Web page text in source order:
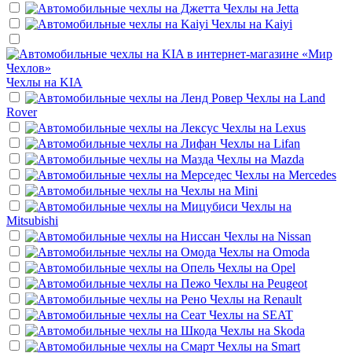
Чехлы на Jetta
Чехлы на Kaiyi
Чехлы на KIA
Чехлы на Land
Rover
Чехлы на Lexus
Чехлы на Lifan
Чехлы на Mazda
Чехлы на Mercedes
Чехлы на Mini
Чехлы на
Mitsubishi
Чехлы на Nissan
Чехлы на Omoda
Чехлы на Opel
Чехлы на Peugeot
Чехлы на Renault
Чехлы на SEAT
Чехлы на Skoda
Чехлы на Smart